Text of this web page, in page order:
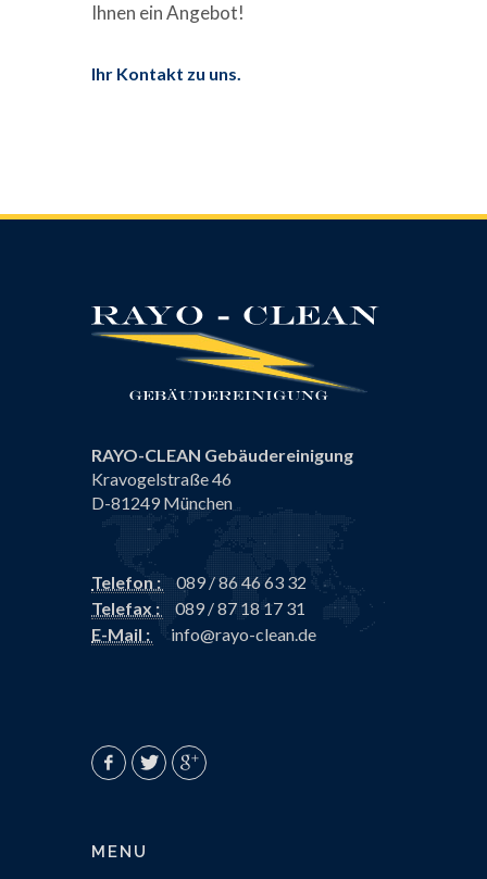
Ihnen ein Angebot!
Ihr Kontakt zu uns.
RAYO-CLEAN Gebäudereinigung
Kravogelstraße 46
D-81249 München
Telefon : 089 / 86 46 63 32
Telefax :
089 / 87 18 17 31
E-Mail :
info@rayo-clean.de
MENU